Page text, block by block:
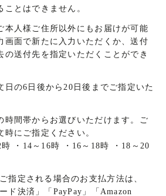
とはできません。
本人様ご住所以外にもお届けが可能
画面で新たに入力いただくか、送付
の送付先を指定いただくことができ
日の6日後から20日後までご指定いた
時間帯からお選びいただけます。ご
にご指定ください。
・ 14～16時 ・ 16～18時 ・ 18～20
指定される場合のお支払方法は、
ド決済」「PayPay」「Amazon